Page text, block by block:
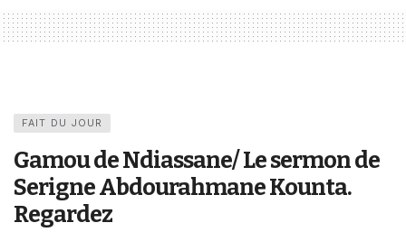
FAIT DU JOUR
Gamou de Ndiassane/ Le sermon de
Serigne Abdourahmane Kounta.
Regardez